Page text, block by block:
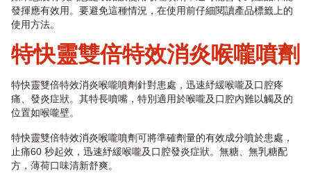
發揮應有效用。要避免這種情況，在使用前仔細閱讀產品標籤上的
使用方法。
特快靈雙倍特效消炎喉嚨噴劑
特快靈雙倍特效消炎喉嚨噴劑針對患處，迅速紓緩喉嚨及口腔疼
痛、發炎症狀。其特長噴嘴，特別適用於喉嚨及口腔內難以觸及的
位置如喉嚨壁。
特快靈雙倍特效消炎喉嚨噴劑可將準確劑量的有效成分噴於患處，
止痛60 秒起效，迅速紓緩喉嚨及口腔發炎症狀。無糖、無乳糖配
方，薄荷口味清新舒爽。